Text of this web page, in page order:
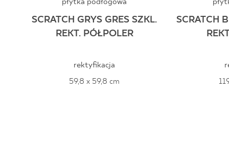
SCRATCH GRYS GRES SZKL.
REKT. PÓŁPOLER
rektyfikacja
59,8 x 59,8 cm
SCRATCH